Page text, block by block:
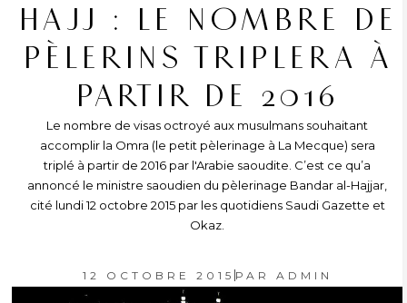
HAJJ : LE NOMBRE DE
PÈLERINS TRIPLERA À
PARTIR DE 2016
Le nombre de visas octroyé aux musulmans souhaitant
accomplir la Omra (le petit pèlerinage à La Mecque) sera
triplé à partir de 2016 par l'Arabie saoudite. C’est ce qu’a
annoncé le ministre saoudien du pèlerinage Bandar al-Hajjar,
cité lundi 12 octobre 2015 par les quotidiens Saudi Gazette et
Okaz.
12 OCTOBRE 2015 PAR ADMIN